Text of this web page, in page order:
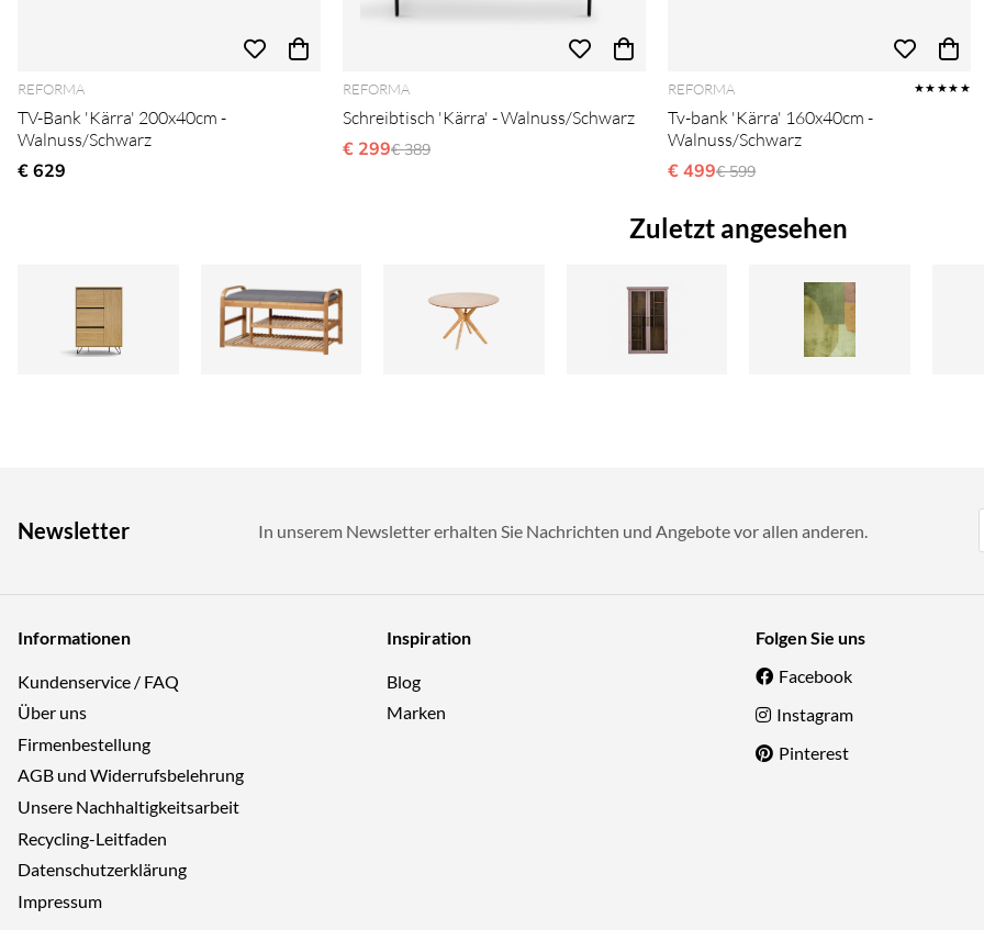
REFORMA
TV-Bank 'Kärra' 200x40cm -
Walnuss/Schwarz
€ 629
REFORMA
Schreibtisch 'Kärra' - Walnuss/Schwarz
€ 299Ordinarie pris:
€ 389
REFORMA ★★★★★
Tv-bank 'Kärra' 160x40cm -
Walnuss/Schwarz
€ 499Ordinarie pris:
€ 599
Zuletzt angesehen
Newsletter In unserem Newsletter erhalten Sie Nachrichten und Angebote vor allen anderen.
Informationen
Kundenservice / FAQ
Über uns
Firmenbestellung
AGB und Widerrufsbelehrung
Unsere Nachhaltigkeitsarbeit
Recycling-Leitfaden
Datenschutzerklärung
Impressum
Inspiration
Blog
Marken
Folgen Sie uns
Facebook
Instagram
Pinterest